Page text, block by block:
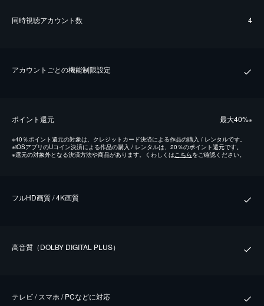
同時視聴アカウント数 4
アカウントごとの機能制限設定
ポイント還元 最⼤40%※
※40％ポイント還元の対象は、クレジットカード決済による作品の購入 / レンタルです。
※iOSアプリのUコイン決済による作品の購入 / レンタルは、20％のポイント還元です。
※還元の対象外となる決済方法や商品があります。くわしくは こちらをご確認ください。
フルHD画質 / 4K画質
⾼⾳質（DOLBY DIGITAL PLUS）
テレビ / スマホ / PCなどに対応